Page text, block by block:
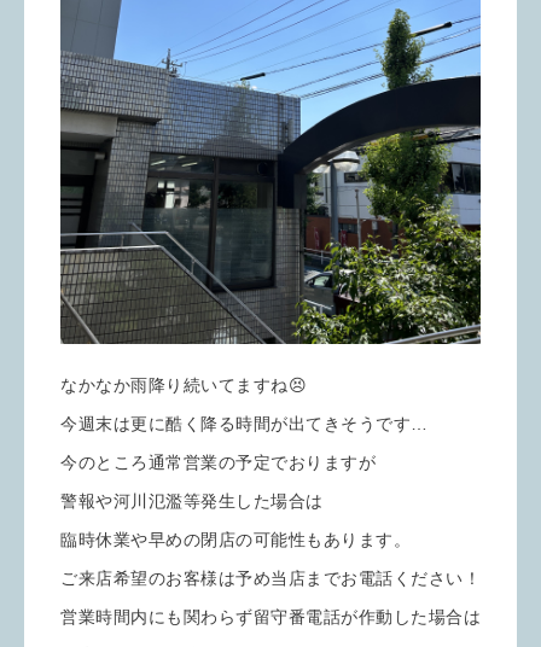
なかなか雨降り続いてますね😣
今週末は更に酷く降る時間が出てきそうです…
今のところ通常営業の予定でおりますが
警報や河川氾濫等発生した場合は
臨時休業や早めの閉店の可能性もあります。
ご来店希望のお客様は予め当店までお電話ください！
営業時間内にも関わらず留守番電話が作動した場合は